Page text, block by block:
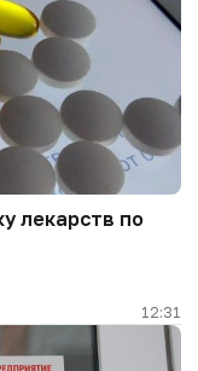
лекарств по
12:31